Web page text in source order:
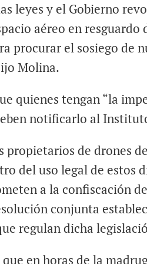
leyes y el Gobierno
aéreo en
procurar el sosiego de
Molina.
quienes tengan “la
notificarlo al
propietarios de drones
del uso legal de estos
a la confiscación
conjunta
regulan dicha
en horas de la